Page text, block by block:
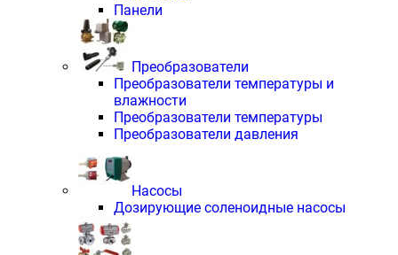
Панели
Преобразователи
Преобразователи температуры и
влажности
Преобразователи температуры
Преобразователи давления
Насосы
Дозирующие соленоидные насосы